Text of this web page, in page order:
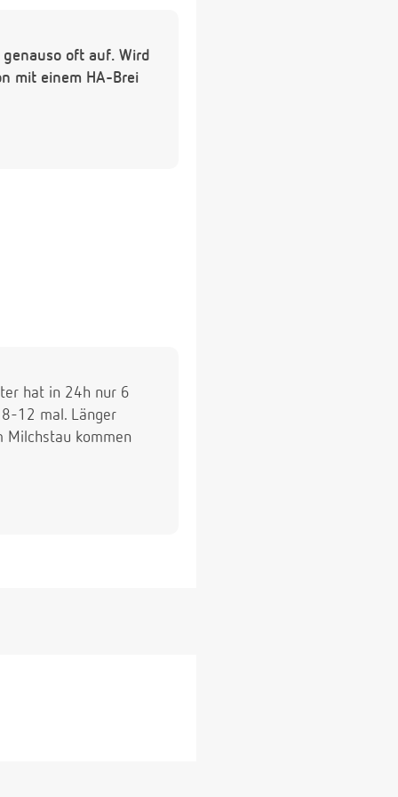
oft auf. Wird
mit einem HA-Brei
hat in 24h nur 6
12 mal. Länger
Milchstau kommen